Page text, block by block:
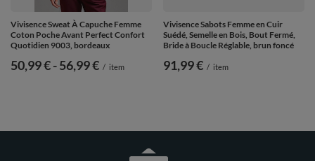
Vivisence Sweat À Capuche Femme
Coton Poche Avant Perfect Confort
Quotidien 9003, bordeaux
de
50,99 €-vers le bas
56,99 € / item
Vivisence Sabots Femme en Cuir
Suédé, Semelle en Bois, Bout Fermé,
Bride à Boucle Réglable, brun foncé
91,99 € / item